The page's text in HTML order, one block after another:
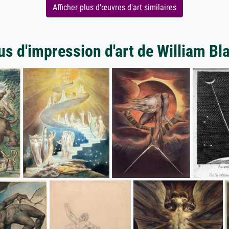
Afficher plus d'œuvres d'art similaires
d'impression d'art de William